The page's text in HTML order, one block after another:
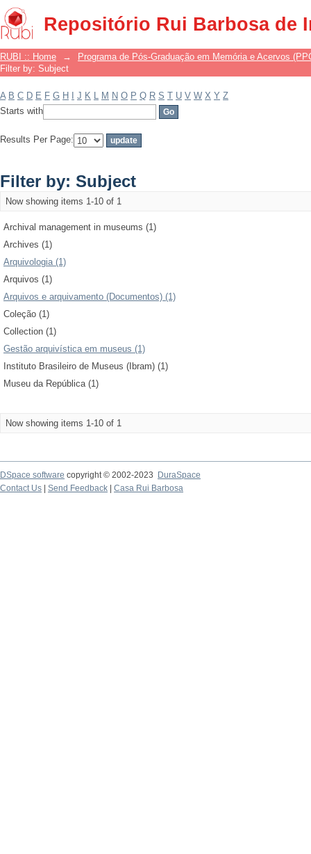
Repositório Rui Barbosa de
Filter by: Subject
RUBI :: Home →
Programa de Pós-Graduação em Memória e Acervos
Filter by: Subject
A B C D E F G H J K L M N O P Q R S T U V W X Y Z
Starts with
Results Per Page:
Filter by: Subject
Now showing items 1-10 of 1
Archival management in museums (1)
Archives (1)
Arquivologia (1)
Arquivos (1)
Arquivos e arquivamento (Documentos) (1)
Coleção (1)
Collection (1)
Gestão arquivística em museus (1)
Instituto Brasileiro de Museus (Ibram) (1)
Museu da República (1)
Now showing items 1-10 of 1
DSpace software copyright © 2002-2023
DuraSpace
Contact Us
Send Feedback Casa Rui Barbosa